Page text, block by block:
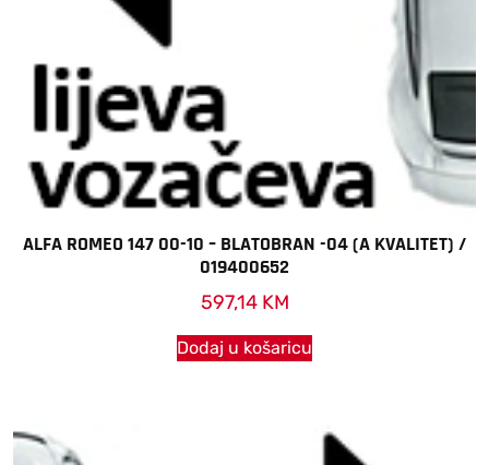
ALFA ROMEO 147 00-10 – BLATOBRAN -04 (A KVALITET) /
019400652
597,14 KM
Dodaj u košaricu